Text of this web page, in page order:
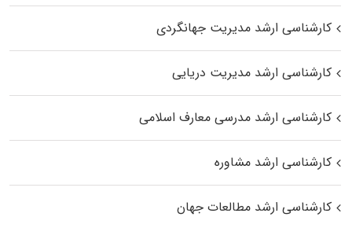
کارشناسی ارشد مدیریت جهانگردی
کارشناسی ارشد مدیریت دریایی
کارشناسی ارشد مدرسی معارف اسلامی
کارشناسی ارشد مشاوره
کارشناسی ارشد مطالعات جهان